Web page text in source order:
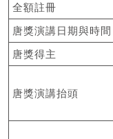
全額註冊
唐獎演講日期與時間
唐獎得主
唐獎演講抬頭